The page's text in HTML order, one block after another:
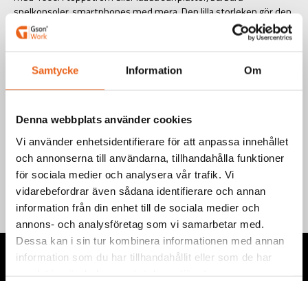
Samtycke Information Om
Denna webbplats använder cookies
Vi använder enhetsidentifierare för att anpassa innehållet
och annonserna till användarna, tillhandahålla funktioner
för sociala medier och analysera vår trafik. Vi
vidarebefordrar även sådana identifierare och annan
information från din enhet till de sociala medier och
annons- och analysföretag som vi samarbetar med.
Dessa kan i sin tur kombinera informationen med annan
information som du har tillhandahållit eller som de har
spelkonsoler, smartphones med mera. Den lilla storleken gör den
lätt att bära med sig. För 12V bensinbilar upp till 7.0L, 5.0L diesel
EAN-kod: 7340090222931
Teknisk information
Information